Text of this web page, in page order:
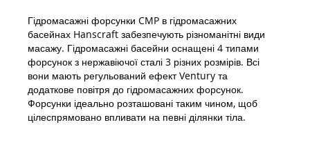
Гідромасажні форсунки CMP в гідромасажних
басейнах Hanscraft забезпечують різноманітні види
масажу. Гідромасажні басейни оснащені 4 типами
форсунок з нержавіючої сталі 3 різних розмірів. Всі
вони мають регульований ефект Ventury та
додаткове повітря до гідромасажних форсунок.
Форсунки ідеально розташовані таким чином, щоб
цілеспрямовано впливати на певні ділянки тіла.